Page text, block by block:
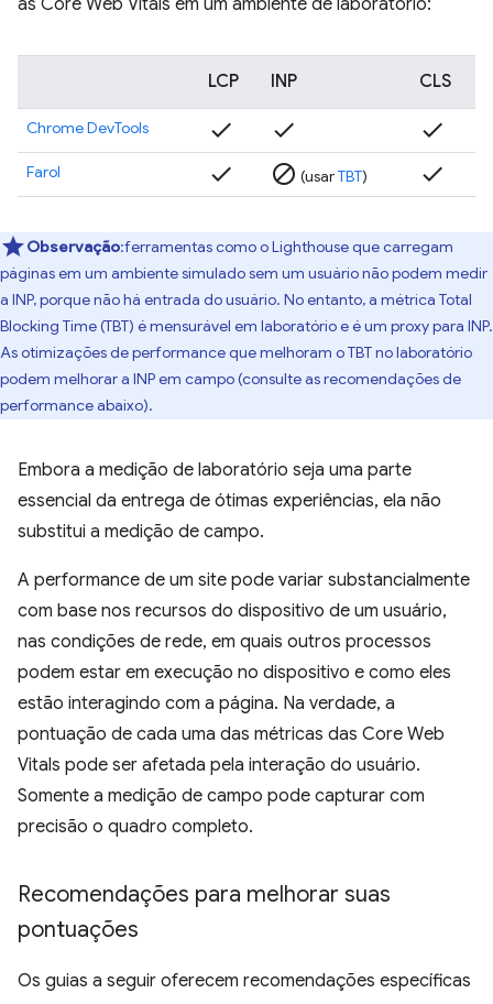
LCP INP CLS
Chrome DevTools check check check
Farol check block (usarTBT) check
Observação:ferramentas como o Lighthouse que carregam
páginas em um ambiente simulado sem um usuário não podem medir
a INP, porque não há entrada do usuário. No entanto, a métrica Total
Blocking Time (TBT) é mensurável em laboratório e é um proxy para INP.
As otimizações de performance que melhoram o TBT no laboratório
podem melhorar a INP em campo (consulte as recomendações de
performance abaixo).
Embora a medição de laboratório seja uma parte
essencial da entrega de ótimas experiências, ela não
substitui a medição de campo.
A performance de um site pode variar substancialmente
com base nos recursos do dispositivo de um usuário,
nas condições de rede, em quais outros processos
podem estar em execução no dispositivo e como eles
estão interagindo com a página. Na verdade, a
pontuação de cada uma das métricas das Core Web
Vitals pode ser afetada pela interação do usuário.
Somente a medição de campo pode capturar com
precisão o quadro completo.
Recomendações para melhorar suas
pontuações
Os guias a seguir oferecem recomendações específicas